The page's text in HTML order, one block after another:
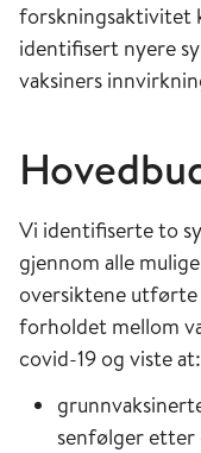
forskningsaktivitet
identifisert nyere
vaksiners
Vi identifiserte to
gjennom alle
oversiktene utførte
forholdet mellom
covid-19 og viste at:
senfølger etter